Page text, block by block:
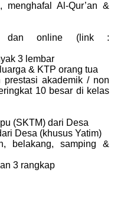
menghafal Al-Qur’an &
dan online (link :
3 lembar
& KTP orang tua
prestasi akademik / non
10 besar di kelas
(SKTM) dari Desa
Desa (khusus Yatim)
belakang, samping &
3 rangkap